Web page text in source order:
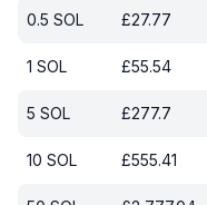
0.5 SOL £27.77
1 SOL £55.54
5 SOL £277.7
10 SOL £555.41